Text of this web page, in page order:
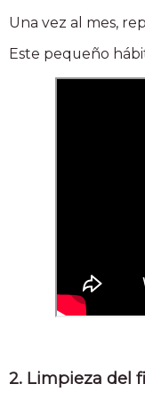
Una vez al mes,
Este pequeño
2. Limpieza del